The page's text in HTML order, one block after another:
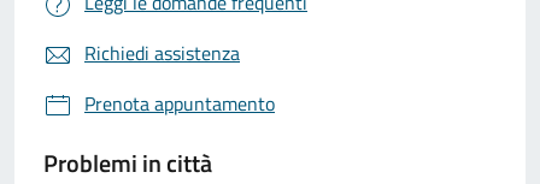
Richiedi assistenza
Prenota appuntamento
Problemi in città